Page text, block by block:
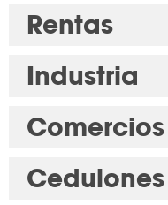
Rentas
Industria
Comercios
Cedulones